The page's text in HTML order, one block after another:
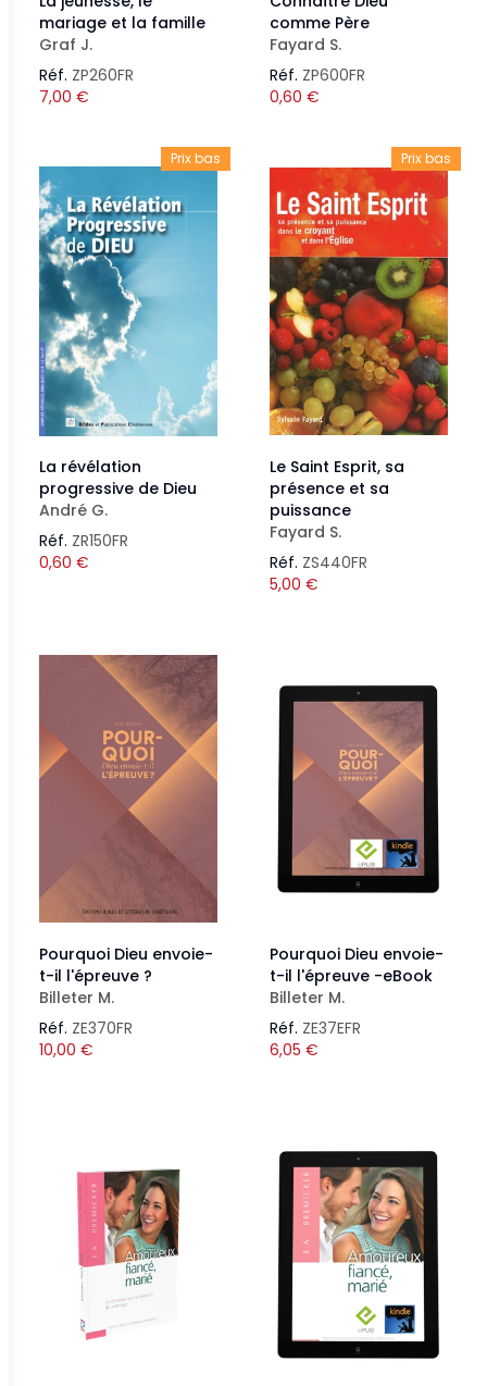
mariage et la famille
Graf J.
Réf. ZP260FR
7,00 €
comme Père
Fayard S.
Réf. ZP600FR
0,60 €
Prix bas
La révélation
progressive de Dieu
André G.
Réf. ZR150FR
0,60 €
Prix bas
Le Saint Esprit, sa
présence et sa
puissance
Fayard S.
Réf. ZS440FR
5,00 €
Pourquoi Dieu envoie-
t-il l'épreuve ?
Billeter M.
Réf. ZE370FR
10,00 €
Pourquoi Dieu envoie-
t-il l'épreuve -eBook
Billeter M.
Réf. ZE37EFR
6,05 €